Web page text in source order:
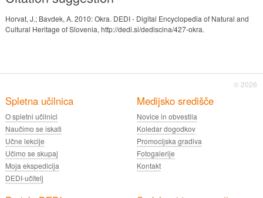
Horvat, J.; Bavdek, A. 2010: Okra. DEDI - Digital Encyclopedia of Natural and
Cultural Heritage of Slovenia, http://dedi.si/dediscina/427-okra.
© 2026
Spletna učilnica
O spletni učilnici
Naučimo se iskati
Učne lekcije
Učimo se skupaj
Moja ekspedicija
DEDI-učitelj
Medijsko središče
Novice in obvestila
Koledar dogodkov
Promocijska gradiva
Fotogalerije
Kontakt